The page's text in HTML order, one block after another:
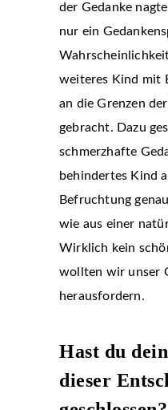
der Gedanke
nur ein
weiteres Kind mit
an die Grenzen
gebracht. Dazu
schmerzhafte
behindertes Kind
Befruchtung
wie aus einer
Wirklich kein
wollten wir unser
herausfordern.
Hast du
dieser